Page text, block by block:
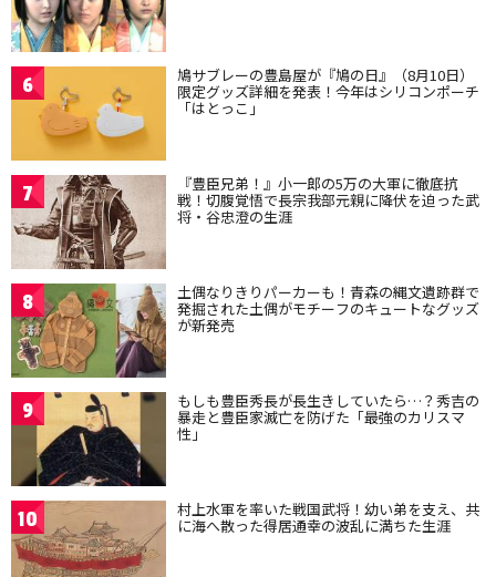
6 鳩サブレーの豊島屋が『鳩の日』（8月10日）
限定グッズ詳細を発表！今年はシリコンポーチ
「はとっこ」
7 『豊臣兄弟！』小一郎の5万の大軍に徹底抗
戦！切腹覚悟で長宗我部元親に降伏を迫った武
将・谷忠澄の生涯
8 土偶なりきりパーカーも！青森の縄文遺跡群で
発掘された土偶がモチーフのキュートなグッズ
が新発売
9 もしも豊臣秀長が長生きしていたら…？秀吉の
暴走と豊臣家滅亡を防げた「最強のカリスマ
性」
10 村上水軍を率いた戦国武将！幼い弟を支え、共
に海へ散った得居通幸の波乱に満ちた生涯